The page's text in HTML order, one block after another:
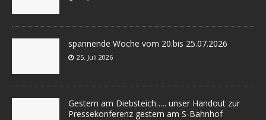
spannende Woche vom 20.bis 25.07.2026
25. Juli 2026
Gestern am Diebsteich….. unser Handout zur
Pressekonferenz gestern am S-Bahnhof